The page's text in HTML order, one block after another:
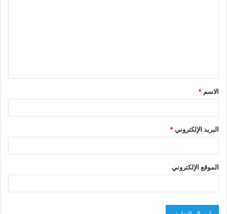
ق
*
الاسم *
البريد الإلكتروني*
الموقع الإلكتروني